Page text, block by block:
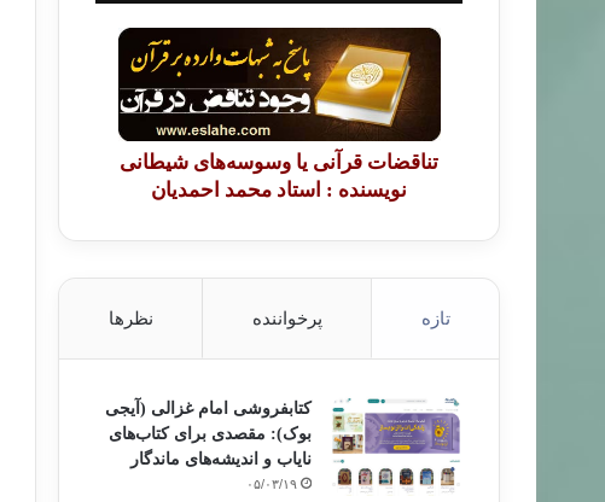
تناقضات قرآنی یا وسوسه‌های شیطانی
نویسنده : استاد محمد احمدیان
تازه پرخواننده نظرها
کتابفروشی امام غزالی (آیجی
بوک): مقصدی برای کتاب‌های
نایاب و اندیشه‌های ماندگار
۰۵/۰۳/۱۹